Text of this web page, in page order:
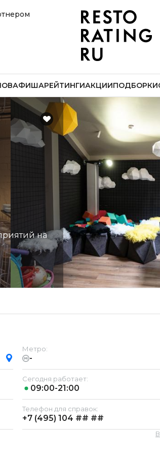
АФИШАРЕЙТИНГИАКЦИИПОДБОРКИ
на
Метро:
-
Сегодня работает:
09:00-21:00
Телефон для справок:
+7 (495) 104 ## ##